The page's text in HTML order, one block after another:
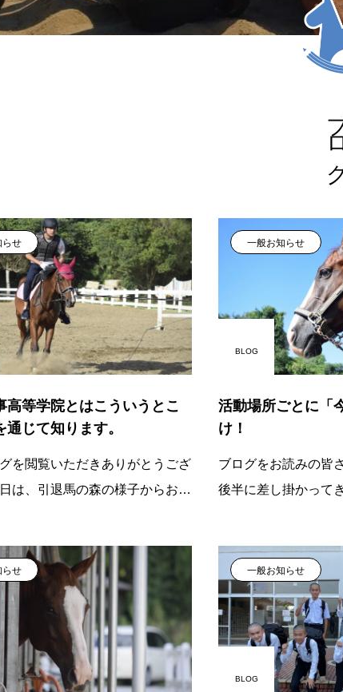
ブ
らせ
高等学院とはこういうとこ
通じて知ります。
を閲覧いただきありがとうござ
は、引退馬の森の様子からお届
一般お知らせ
BLOG
活動場所ごとに「
け！
ブログをお読みの皆
後半に差し掛かって
らせ 一般お知らせ
BLOG